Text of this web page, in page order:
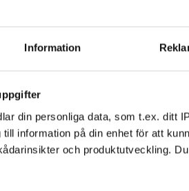
Information
din personliga data, som t.ex. ditt
information på din enhet för att
och produktutveckling.
-
och få nyttig
eller vara publik
för andra? Kanske har
se och diskutera?